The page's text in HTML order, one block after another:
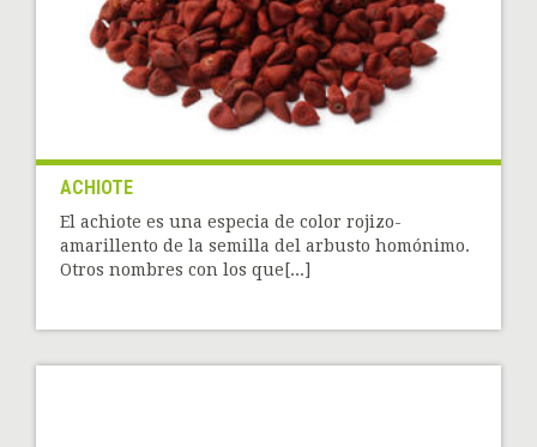
ACHIOTE
El achiote es una especia de color rojizo-
amarillento de la semilla del arbusto homónimo.
Otros nombres con los que[...]